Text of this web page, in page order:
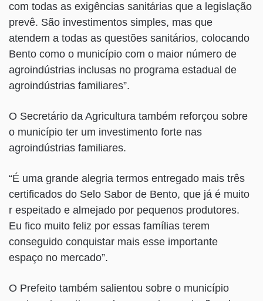
com todas as exigências sanitárias que a legislação
prevê. São investimentos simples, mas que
atendem a todas as questões sanitários, colocando
Bento como o município com o maior número de
agroindústrias inclusas no programa estadual de
agroindústrias familiares”.
O Secretário da Agricultura também reforçou sobre
o município ter um investimento forte nas
agroindústrias familiares.
“É uma grande alegria termos entregado mais três
certificados do Selo Sabor de Bento, que já é muito
r espeitado e almejado por pequenos produtores.
Eu fico muito feliz por essas famílias terem
conseguido conquistar mais esse importante
espaço no mercado”.
O Prefeito também salientou sobre o município